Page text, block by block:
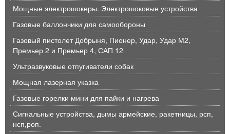
Мощные электрошокеры. Электрошоковые устройства
Газовые баллончики для самообороны
Газовый пистолет Добрыня, Пионер, Удар, Удар М2,
Премьер 2 и Премьер 4, САП 12
Ультразвуковые отпугиватели собак
Мощная лазерная указка
Газовые горелки мини для пайки и нагрева
Сигнальные устройства, дымы армейские, ракетницы, рсп,
нсп,роп.